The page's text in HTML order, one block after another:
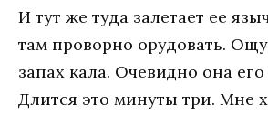
И тут же туда залетает ее
там проворно орудовать.
запах кала. Очевидно она его
Длится это минуты три. Мне